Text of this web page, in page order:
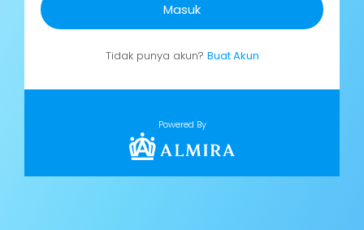
Masuk
Tidak punya akun? Buat Akun
Powered By